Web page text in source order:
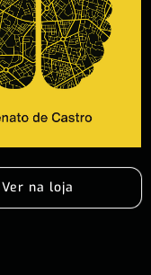
Ver na loja